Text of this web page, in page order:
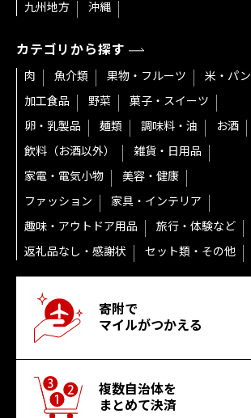
九州地方
沖縄
カテゴリから探す
肉 魚介類 果物・フルーツ
米・パン
加工食品
野菜
菓子・スイーツ
卵・乳製品
麺類 調味料・油
お酒
飲料（お酒以外）
雑貨・日用品
家電・電気小物
美容・健康
ファッション
家具・インテリア
趣味・アウトドア用品
旅行・体験など
返礼品なし・感謝状
セット類・その他
寄附で
マイルがつかえる
複数自治体を
まとめて決済